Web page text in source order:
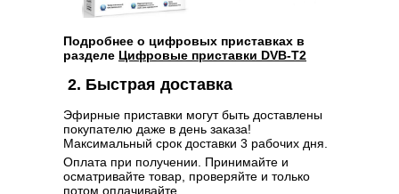
Подробнее о цифровых приставках в
разделе Цифровые приставки DVB-T2
2. Быстрая доставка
Эфирные приставки могут быть доставлены
покупателю даже в день заказа!
Максимальный срок доставки 3 рабочих дня.
Оплата при получении. Принимайте и
осматривайте товар, проверяйте и только
потом оплачивайте.